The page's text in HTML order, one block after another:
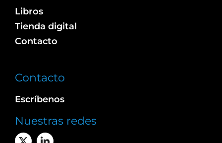
Libros
Tienda digital
Contacto
Contacto
Escríbenos
Nuestras redes